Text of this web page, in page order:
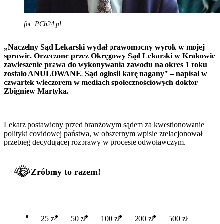
fot. PCh24.pl
„Naczelny Sąd Lekarski wydał prawomocny wyrok w mojej
sprawie. Orzeczone przez Okręgowy Sąd Lekarski w Krakowie
zawieszenie prawa do wykonywania zawodu na okres 1 roku
zostało ANULOWANE. Sąd ogłosił karę nagany” – napisał w
czwartek wieczorem w mediach społecznościowych doktor
Zbigniew Martyka.
Lekarz postawiony przed branżowym sądem za kwestionowanie
polityki covidowej państwa, w obszernym wpisie zrelacjonował
przebieg decydującej rozprawy w procesie odwoławczym.
Zróbmy to razem!
25 zł 50 zł 100 zł 200 zł 500 zł